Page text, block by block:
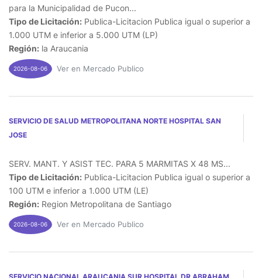
para la Municipalidad de Pucon...
Tipo de Licitación: Publica-Licitacion Publica igual o superior a
1.000 UTM e inferior a 5.000 UTM (LP)
Región: la Araucania
2026-08-06 Ver en Mercado Publico
SERVICIO DE SALUD METROPOLITANA NORTE HOSPITAL SAN
JOSE
SERV. MANT. Y ASIST TEC. PARA 5 MARMITAS X 48 MS...
Tipo de Licitación: Publica-Licitacion Publica igual o superior a
100 UTM e inferior a 1.000 UTM (LE)
Región: Region Metropolitana de Santiago
2026-08-06 Ver en Mercado Publico